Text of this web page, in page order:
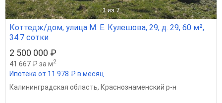
1 из 7
Коттедж/дом, улица М. Е. Кулешова, 29, д. 29, 60 м²,
34.7 сотки
2 500 000 ₽
41 667 ₽ за м2
Ипотека от 11 978 ₽ в месяц
Калининградская область, Краснознаменский р-н